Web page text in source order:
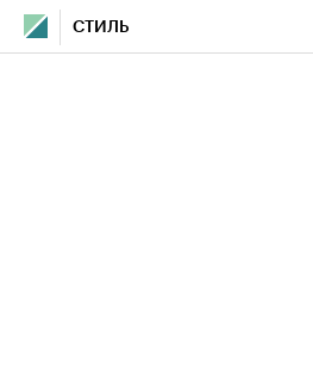
СТИЛЬ